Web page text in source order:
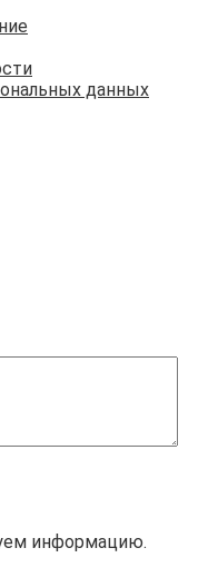
данных
информацию.